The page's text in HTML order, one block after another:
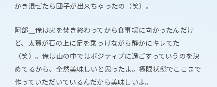
かき混ぜたら団子が出来ちゃったの（笑）。
阿部＿ 俺は火を焚き終わってから食事場に向かったんだけ
ど、太賀が石の上に足を乗っけながら静かにキレてた
（笑）。俺は山の中ではポジティブに過ごすっていうのを決
めてるから、全然美味しいと思ったよ。極限状態でここまで
作っていただいているんだから美味しいよ。